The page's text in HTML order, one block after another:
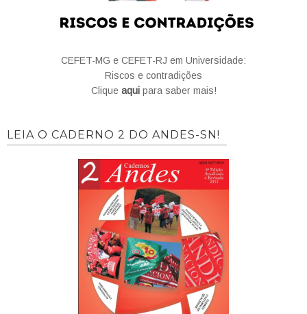
CEFET-MG e CEFET-RJ em Universidade:
Riscos e contradições
Clique aquipara saber mais!
LEIA O CADERNO 2 DO ANDES-SN!